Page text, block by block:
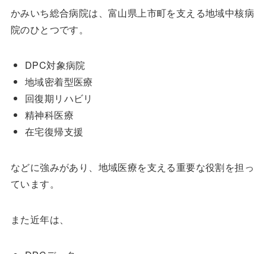
かみいち総合病院は、富山県上市町を支える地域中核病
院のひとつです。
DPC対象病院
地域密着型医療
回復期リハビリ
精神科医療
在宅復帰支援
などに強みがあり、地域医療を支える重要な役割を担っ
ています。
また近年は、